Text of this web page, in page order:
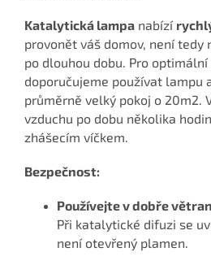
Katalytická lampa nabízí
provonět váš domov, není
po dlouhou dobu. Pro
doporučujeme používat lampu
průměrně velký pokoj o 20m2.
vzduchu po dobu několika
zhášecím víčkem.
Bezpečnost:
Používejte v dobře
Při katalytické difuzi se
není otevřený plamen.